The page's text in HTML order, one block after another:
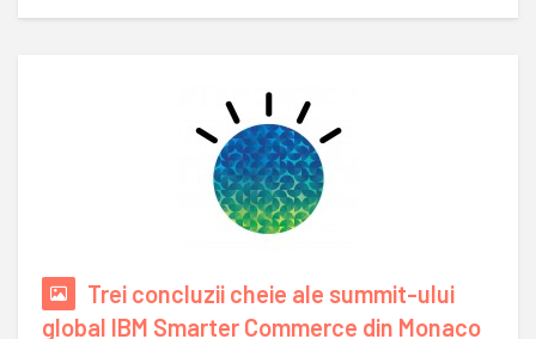
Trei concluzii cheie ale summit-ului
global IBM Smarter Commerce din Monaco